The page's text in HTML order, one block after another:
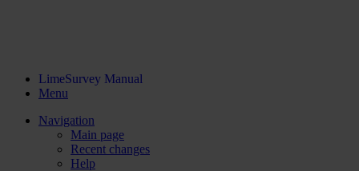
LimeSurvey Manual
Menu
Navigation
Main page
Recent changes
Help